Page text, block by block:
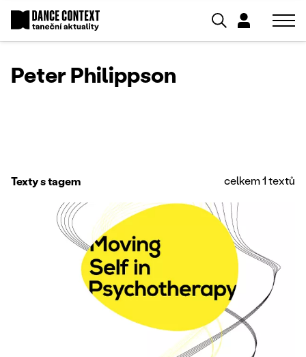
Peter Philippson
Texty s tagem celkem 1 textů